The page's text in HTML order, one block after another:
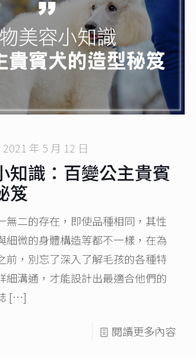
2021 年 5 月 12 日
知識：百變公主貴賓
笈
無二的存在，即使品種相同，其性
細微的身體構造等都不一樣，在為
前，別忘了深入了解毛孩的各種特
細溝通，才能設計出最適合他們的
[…]
閱讀更多內容